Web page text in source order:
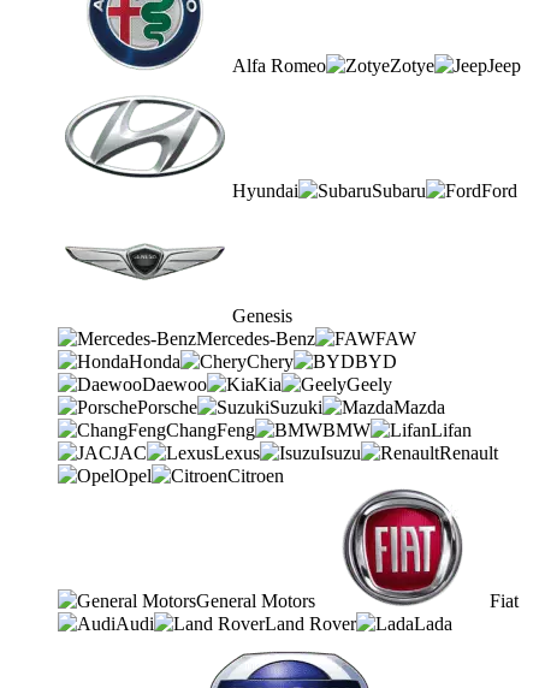
Alfa Romeo Zotye Jeep
Hyundai Subaru Ford
Genesis
Mercedes-Benz
FAW
Honda
Chery
BYD
Daewoo
Kia
Geely
Porsche
Suzuki
Mazda
ChangFeng
BMW
Lifan
JAC
Lexus Isuzu
Renault
Opel
Citroen
General Motors
Fiat
Audi
Land Rover Lada